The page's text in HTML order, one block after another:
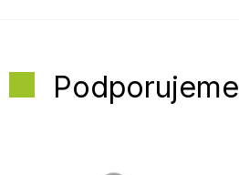
Podporujeme